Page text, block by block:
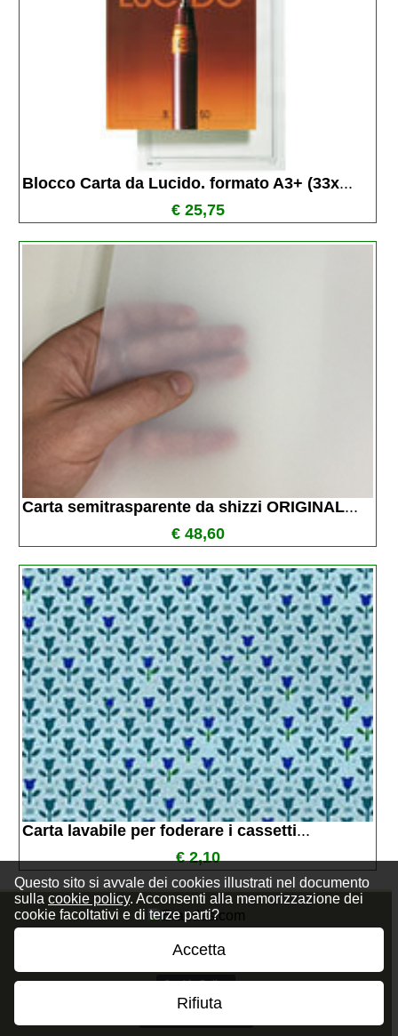
Questo sito si avvale dei cookies illustrati nel documento
sulla cookie policy. Acconsenti alla memorizzazione dei
cookie facoltativi e di terze parti?
Accetta
Rifiuta
Blocco Carta da Lucido. formato A3+ (33x...
€ 25,75
Carta semitrasparente da shizzi ORIGINAL...
€ 48,60
Carta lavabile per foderare i cassetti...
€ 2,10
Privacy Policy
Cookie Policy